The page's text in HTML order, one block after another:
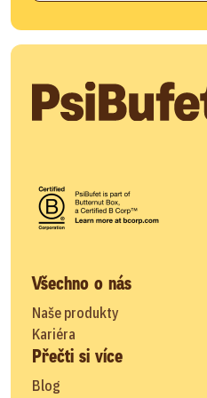
Všechno o nás
Naše produkty
Kariéra
Přečti si více
Blog